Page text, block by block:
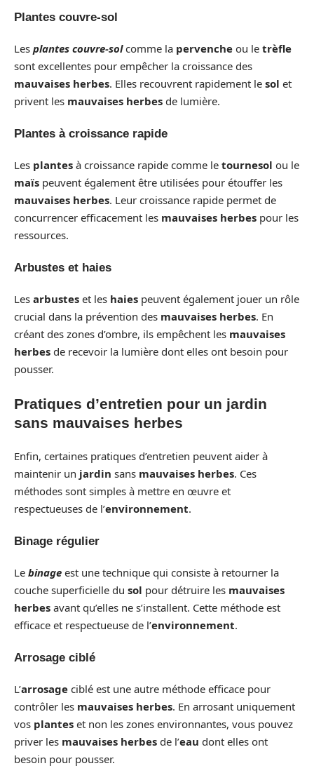
Plantes couvre-sol
Les plantes couvre-solcomme la pervenche ou le trèfle
sont excellentes pour empêcher la croissance des
mauvaises herbes. Elles recouvrent rapidement le sol et
privent les mauvaises herbes de lumière.
Plantes à croissance rapide
Les plantes à croissance rapide comme le tournesol ou le
maïs peuvent également être utilisées pour étouffer les
mauvaises herbes. Leur croissance rapide permet de
concurrencer efficacement les mauvaises herbes pour les
ressources.
Arbustes et haies
Les arbustes et les haies peuvent également jouer un rôle
crucial dans la prévention des mauvaises herbes. En
créant des zones d’ombre, ils empêchent les mauvaises
herbes de recevoir la lumière dont elles ont besoin pour
pousser.
Pratiques d’entretien pour un jardin
sans mauvaises herbes
Enfin, certaines pratiques d’entretien peuvent aider à
maintenir un jardin sans mauvaises herbes. Ces
méthodes sont simples à mettre en œuvre et
respectueuses de l’environnement.
Binage régulier
Le binage est une technique qui consiste à retourner la
couche superficielle du sol pour détruire les mauvaises
herbes avant qu’elles ne s’installent. Cette méthode est
efficace et respectueuse de l’environnement.
Arrosage ciblé
L’arrosage ciblé est une autre méthode efficace pour
contrôler les mauvaises herbes. En arrosant uniquement
vos plantes et non les zones environnantes, vous pouvez
priver les mauvaises herbes de l’eau dont elles ont
besoin pour pousser.